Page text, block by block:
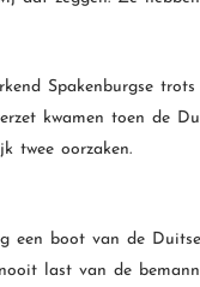
Spakenburgse
kwamen toen de
twee oorzaken.
boot van de Duitse
last van de